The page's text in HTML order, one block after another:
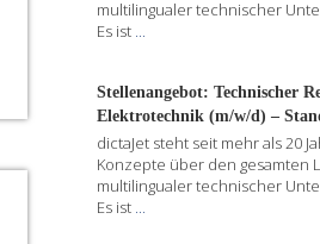
multilingualer technischer
Es ist ...
Stellenangebot: Technischer
Elektrotechnik (m/w/d) –
dictaJet steht seit mehr als 20
Konzepte über den gesamten
multilingualer technischer
Es ist ...